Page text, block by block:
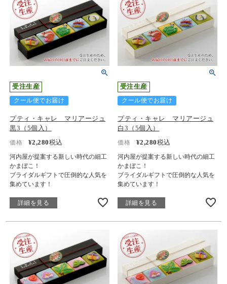
受注生産
クール便でお届け
プティ・キャレ マリアージュ
黒3（5個入）
価格 ¥2,280税込
河内屋が提案する新しい時代の細工
かまぼこ！
ブライダルギフトで圧倒的な人気を
集めています！
詳細を見る
受注生産
クール便でお届け
プティ・キャレ マリアージュ
白3（5個入）
価格 ¥2,280税込
河内屋が提案する新しい時代の細工
かまぼこ！
ブライダルギフトで圧倒的な人気を
集めています！
詳細を見る